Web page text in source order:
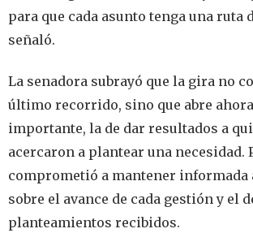
para que cada asunto tenga una ruta
señaló.
La senadora subrayó que la gira no
último recorrido, sino que abre
importante, la de dar resultados a
acercaron a plantear una necesidad.
comprometió a mantener informada
sobre el avance de cada gestión y el
planteamientos recibidos.